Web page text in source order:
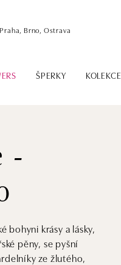
Praha, Brno, Ostrava
ŠPERKY KOLEKCE
-
bohyni krásy a lásky,
pěny, se pyšní
ze žlutého,